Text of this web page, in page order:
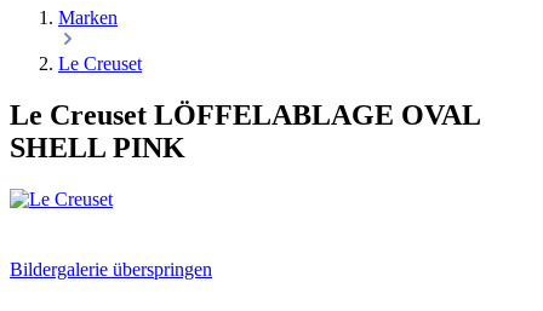
Marken
Le Creuset
Le Creuset LÖFFELABLAGE OVAL
SHELL PINK
Bildergalerie überspringen